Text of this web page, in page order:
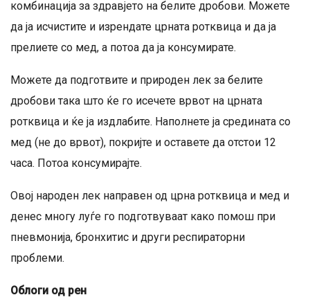
комбинација за здравјето на белите дробови. Можете
да ја исчистите и изрендате црната ротквица и да ја
прелиете со мед, а потоа да ја консумирате.
Можете да подготвите и природен лек за белите
дробови така што ќе го исечете врвот на црната
ротквица и ќе ја издлабите. Наполнете ја средината со
мед (не до врвот), покријте и оставете да отстои 12
часа. Потоа консумирајте.
Овој народен лек направен од црна ротквица и мед и
денес многу луѓе го подготвуваат како помош при
пневмонија, бронхитис и други респираторни
проблеми.
Облоги од рен